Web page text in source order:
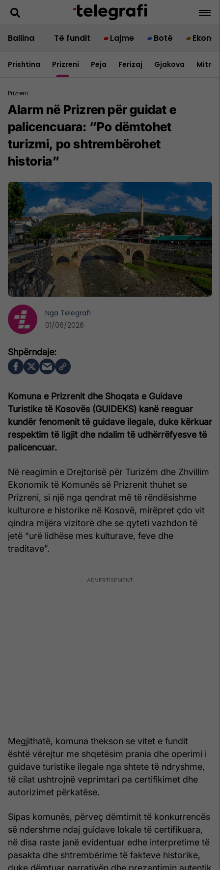
Ballina Të fundit Lajme Botë
Prishtina Prizreni Peja Ferizaj Gjakova
Prizreni
Alarm në Prizren për guidat e
palicencuara: “Po dëmtohet
turizmi, po shtrembërohet
historia”
Komuna e Prizrenit dhe Shoqata e Guidave
Turistike të Kosovës (GUIDEKS) kanë reaguar
kundër fenomenit të guidave ilegale, duke kërkuar
respektim të ligjit dhe ndalim të udhërrëfyesve të
palicencuar.
Në reagimin e Drejtorisë për Turizëm dhe Zhvillim
Ekonomik të Komunës së Prizrenit thuhet se
Prizreni, si një nga qendrat më të rëndësishme
kulturore e historike në Kosovë, mirëpret çdo vit
qindra mijëra vizitorë dhe se qyteti vazhdon të
jetë “urë lidhëse mes kulturave, feve dhe
traditave”.
Megjithatë, komuna thekson se vitet e fundit
është vërejtur me shqetësim prania dhe operimi i
guidave turistike ilegale nga shtete të ndryshme,
të cilat ushtrojnë veprimtari pa certifikimet dhe
autorizimet përkatëse.
Sipas komunës, përveç dëmtimit të konkurrencës
së ndershme ndaj guidave lokale të certifikuara,
në disa raste janë evidentuar edhe interpretime të
pasakta dhe shtrembërime të fakteve historike,
duke dëmtuar narrativën dhe prezantimin autentik
Nga Telegrafi
01/06/2026